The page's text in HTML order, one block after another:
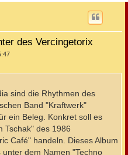
des Vercingetorix
sind die Rhythmen des
Band "Kraftwerk"
ein Beleg. Konkret soll es
Tschak" des 1986
Café" handeln. Dieses Album
dem Namen "Techno